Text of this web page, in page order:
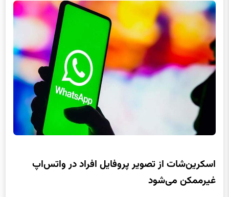
اسکرین‌شات از تصویر پروفایل افراد در واتس‌اپ
غیرممکن می‌شود